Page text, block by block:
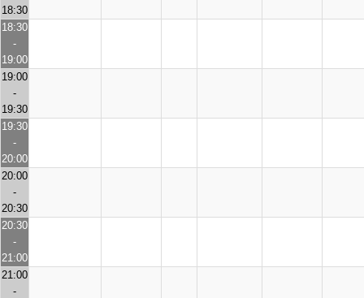
18:30
18:30
-
19:00
19:00
-
19:30
19:30
-
20:00
20:00
-
20:30
20:30
-
21:00
21:00
-